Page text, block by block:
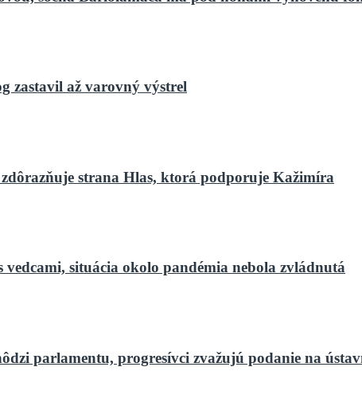
zastavil až varovný výstrel
strana Hlas, ktorá podporuje Kažimíra
situácia okolo pandémia nebola zvládnutá
parlamentu, progresívci zvažujú podanie na